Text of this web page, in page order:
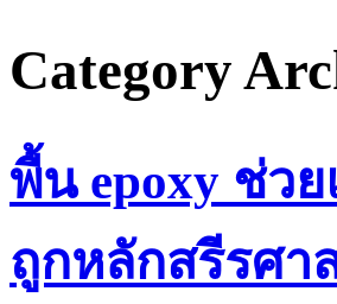
Category
พื้น epoxy ช่ว
ถูกหลักสรีรศา